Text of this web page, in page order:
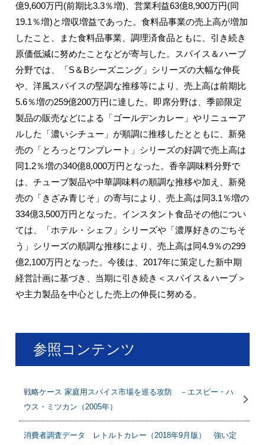
億9,600万円(前期比3.3％増)、営業利益63億8,900万円(同
19.1％増)と増収増益であった。食料品事業の売上高が増加
したこと、また食料品事業、調理済食品ともに、引き続き
原価低減に努めたことなどが寄与した。スパイス＆ハーブ
分野では、「S＆Bシーズニング」シリーズの大幅な伸長
や、洋風スパイスの堅調な推移等により、売上高は前期比
5.6％増の259億200万円に達した。即席分野は、季節限定
製品の販売などによる「ゴールデンカレー」やリニューア
ルした「濃いシチュー」が順調に推移したとともに、新発
売の「とろっとワンプレート」シリーズの好調で売上高は
同1.2％増の340億8,000万円となった。香辛調味料分野で
は、チューブ製品や中華調味料の順調な推移や加え、新発
売の「きざみ青じそ」の寄与により、売上高は同3.1％増の
334億3,500万円となった。インスタント食品その他につい
ては、「ホテル・シェフ」シリーズや「濃厚好きのごちそ
う」シリーズの順調な推移により、売上高は同4.9％の299
億2,100万円となった。今後は、2017年に策定した新中期
経営計画に基づき、当期に引き続き＜スパイス＆ハーブ＞
や主力製品を中心とした売上の伸長に努める。
参照コンテンツ
戦略ケース 家庭用スパイス市場を巡る攻防 －エスビー・ハ
ウス・ミツカン（2005年）
消費者調査データ レトルトカレー（2018年9月版） 強い定